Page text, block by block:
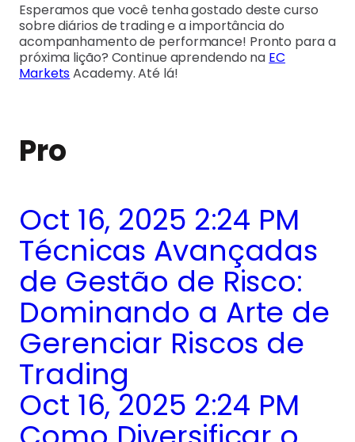
Esperamos que você tenha gostado deste curso
sobre diários de trading e a importância do
acompanhamento de performance! Pronto para a
próxima lição? Continue aprendendo na EC
MarketsAcademy. Até lá!
Pro
Oct 16, 2025 2:24 PM
Técnicas Avançadas
de Gestão de Risco:
Dominando a Arte de
Gerenciar Riscos de
Trading
Oct 16, 2025 2:24 PM